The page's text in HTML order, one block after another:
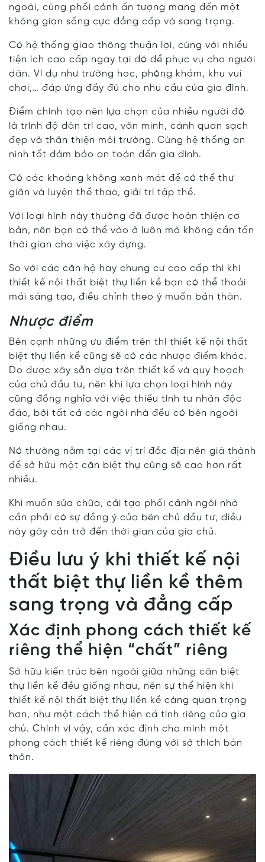
ngoài, cùng phối cảnh ấn tượng mang đến một
không gian sống cực đẳng cấp và sang trọng.
Có hệ thống giao thông thuận lợi, cùng với nhiều
tiện ích cao cấp ngay tại đó để phục vụ cho người
dân. Ví dụ như trường hoc, phòng khám, khu vui
chơi,… đáp ứng đầy đủ cho nhu cầu của gia đình.
Điểm chính tạo nên lựa chọn của nhiều người đó
là trình độ dân trí cao, văn minh, cảnh quan sạch
đẹp và thân thiện môi trường. Cùng hệ thống an
ninh tốt đảm bảo an toàn đến gia đình.
Có các khoảng không xanh mát để có thể thư
giãn và luyện thể thao, giải trí tập thể.
Với loại hình này thường đã được hoàn thiện cơ
bản, nên bạn có thể vào ở luôn mà không cần tốn
thời gian cho việc xây dựng.
So với các căn hộ hay chung cư cao cấp thì khi
thiết kế nội thất biệt thự liền kề bạn có thể thoải
mái sáng tạo, điều chỉnh theo ý muốn bản thân.
Nhược điểm
Bên cạnh những ưu điểm trên thì thiết kế nội thất
biệt thự liền kề cũng sẽ có các nhược điểm khác.
Do được xây sẵn dựa trên thiết kế và quy hoạch
của chủ đầu tư, nên khi lựa chọn loại hình này
cũng đồng nghĩa với việc thiếu tính tư nhân độc
đáo, bởi tất cả các ngôi nhà đều có bên ngoài
giống nhau.
Nó thường nằm tại các vị trí đắc địa nên giá thành
để sở hữu một căn biệt thự cũng sẽ cao hơn rất
nhiều.
Khi muốn sửa chữa, cải tạo phối cảnh ngôi nhà
cần phải có sự đồng ý của bên chủ đầu tư, điều
này gây cản trở đến thời gian của gia chủ.
Điều lưu ý khi thiết kế nội
thất biệt thự liền kề thêm
sang trọng và đẳng cấp
Xác định phong cách thiết kế
riêng thể hiện “chất” riêng
Sở hữu kiến trúc bên ngoài giữa những căn biệt
thự liền kề đều giống nhau, nên sự thể hiện khi
thiết kế nội thất biệt thự liền kề càng quan trọng
hơn, như một cách thể hiện cá tính riêng của gia
chủ. Chính vì vậy, cần xác định cho mình một
phong cách thiết kế riêng đúng với sở thích bản
thân.